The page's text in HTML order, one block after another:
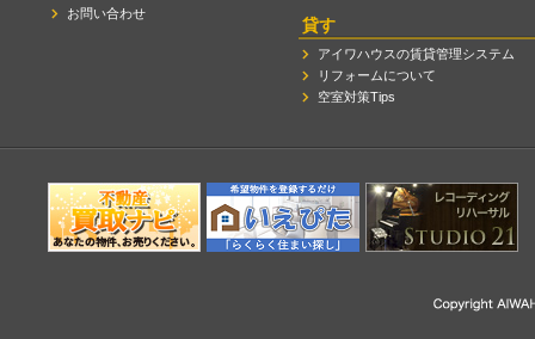
お問い合わせ
貸す
アイワハウスの賃貸管理システム
リフォームについて
空室対策Tips